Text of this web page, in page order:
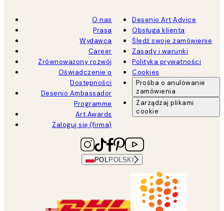
O nas
Prasa
Wydawca
Career
Zrównoważony rozwój
Oświadczenie o
Dostępności
Desenio Ambassador
Programme
Art Awards
Zaloguj się (firma)
Desenio Art Advice
Obsługa klienta
Śledź swoje zamówienie
Zasady i warunki
Polityka prywatności
Cookies
Prośba o anulowanie
zamówienia
Zarządzaj plikami
cookie
POL POLSKI